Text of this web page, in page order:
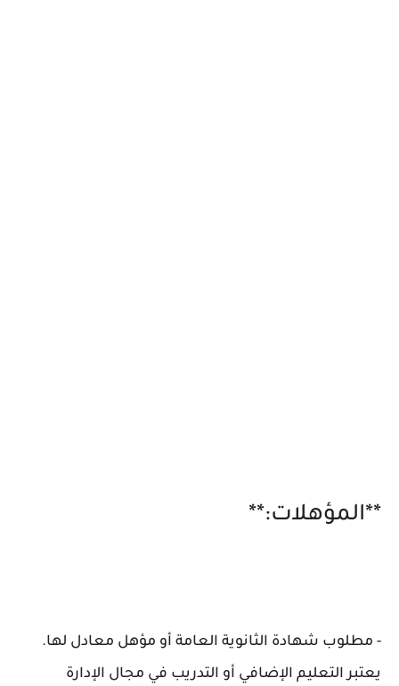
**المؤهلات:**
- مطلوب شهادة الثانوية العامة أو مؤهل معادل لها.
يعتبر التعليم الإضافي أو التدريب في مجال الإدارة